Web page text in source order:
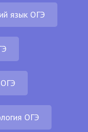
язык ОГЭ
ОГЭ